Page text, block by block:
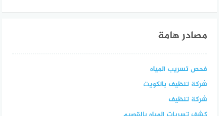
مصادر هامة
فحص تسريب المياه
شركة تنظيف بالكويت
شركة تنظيف